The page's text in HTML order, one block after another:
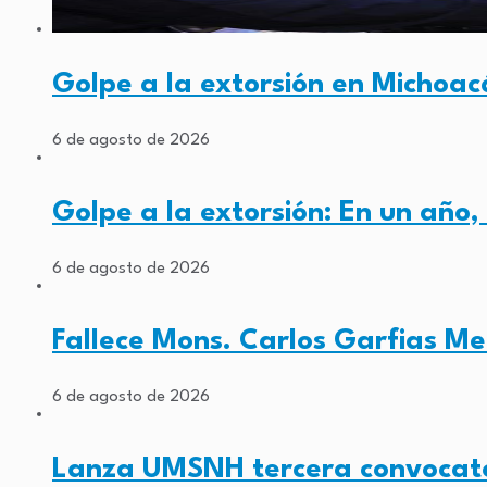
Golpe a la extorsión en
6 de agosto de 2026
Golpe a la extorsión: En un
6 de agosto de 2026
Fallece Mons. Carlos Garfias
6 de agosto de 2026
Lanza UMSNH tercera